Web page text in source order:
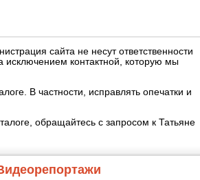
сайта не несут ответственности
контактной, которую мы
В частности, исправлять опечатки и
обращайтесь с запросом к Татьяне